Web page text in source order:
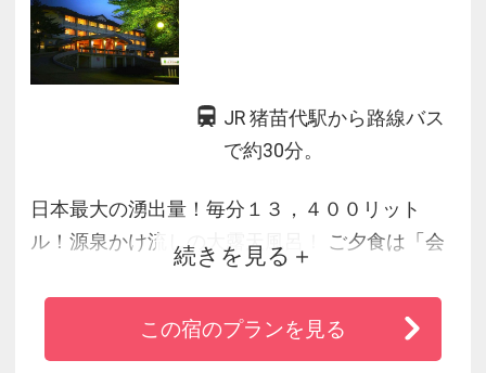
JR 猪苗代駅から路線バス
で約30分。
日本最大の湧出量！毎分１３，４００リット
ル！源泉かけ流しの大露天風呂！ ご夕食は「会
津郷土料理」を中心とした旬の和食膳を堪能い
ただけます。 冬は磐梯エリアのスノーリゾート
へのアクセスも便利！
続きを見る
この宿のプランを見る